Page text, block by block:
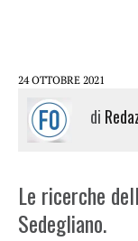
24 OTTOBRE 2021
di
Le ricerche
Sedegliano.